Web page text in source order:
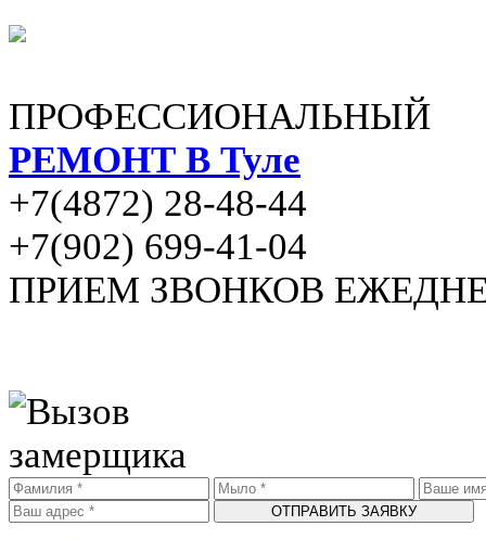
ПРОФЕССИОНАЛЬНЫЙ
РЕМОНТ В Туле
+7(4872) 28-48-44
+7(902) 699-41-04
ПРИЕМ ЗВОНКОВ